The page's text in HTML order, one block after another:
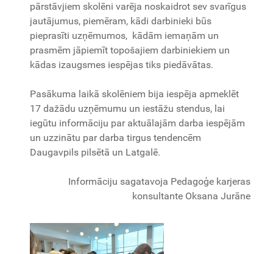
pārstāvjiem skolēni varēja noskaidrot sev svarīgus
jautājumus, piemēram, kādi darbinieki būs
pieprasīti uzņēmumos, kādām iemaņām un
prasmēm jāpiemīt topošajiem darbiniekiem un
kādas izaugsmes iespējas tiks piedāvātas.
Pasākuma laikā skolēniem bija iespēja apmeklēt
17 dažādu uzņēmumu un iestāžu stendus, lai
iegūtu informāciju par aktuālajām darba iespējām
un uzzinātu par darba tirgus tendencēm
Daugavpils pilsētā un Latgalē.
Informāciju sagatavoja Pedagoģe karjeras
konsultante Oksana Jurāne